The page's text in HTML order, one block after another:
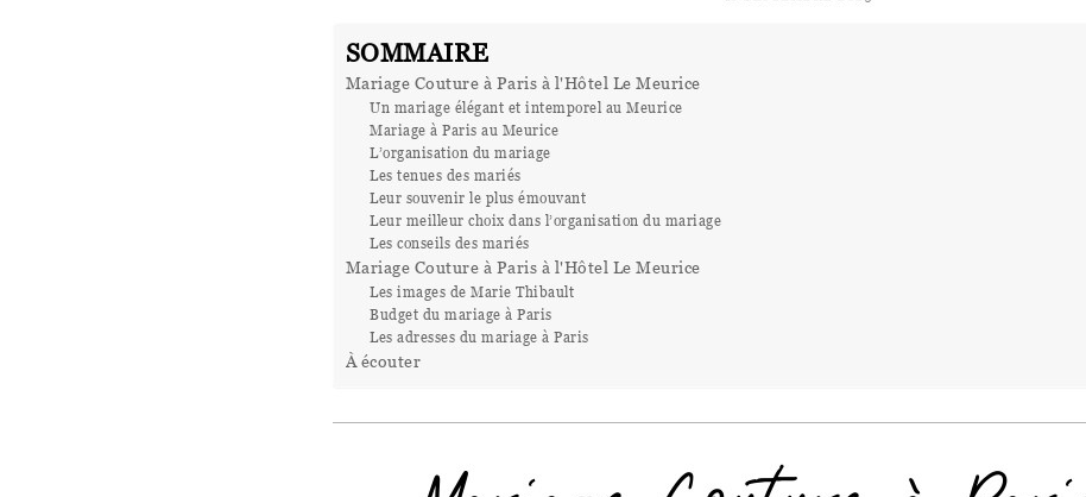
SOMMAIRE
Mariage Couture à Paris à l'Hôtel Le Meurice
Un mariage élégant et intemporel au Meurice
Mariage à Paris au Meurice
L’organisation du mariage
Les tenues des mariés
Leur souvenir le plus émouvant
Leur meilleur choix dans l’organisation du mariage
Les conseils des mariés
Mariage Couture à Paris à l'Hôtel Le Meurice
Les images de Marie Thibault
Budget du mariage à Paris
Les adresses du mariage à Paris
À écouter